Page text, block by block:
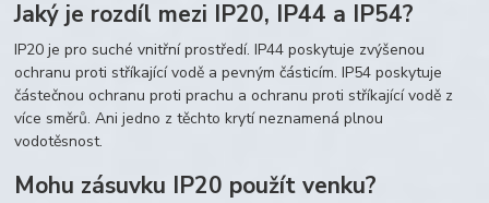
Jaký je rozdíl mezi IP20, IP44 a IP54?
IP20 je pro suché vnitřní prostředí. IP44 poskytuje zvýšenou
ochranu proti stříkající vodě a pevným částicím. IP54 poskytuje
částečnou ochranu proti prachu a ochranu proti stříkající vodě z
více směrů. Ani jedno z těchto krytí neznamená plnou
vodotěsnost.
Mohu zásuvku IP20 použít venku?